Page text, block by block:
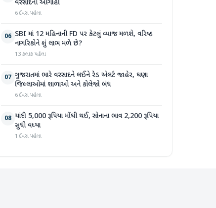
વરસાદની આગાહી
6 દિવસ પહેલા
06 SBI માં 12 મહિનાની FD પર કેટલું વ્યાજ મળશે, વરિષ્ઠ
નાગરિકોને શું લાભ મળે છે?
13 કલાક પહેલા
07 ગુજરાતમાં ભારે વરસાદને લઈને રેડ એલર્ટ જાહેર, ઘણા
જિલ્લાઓમાં શાળાઓ અને કોલેજો બંધ
6 દિવસ પહેલા
08 ચાંદી 5,000 રૂપિયા મોંઘી થઈ, સોનાના ભાવ 2,200 રૂપિયા
સુધી વધ્યા
1 દિવસ પહેલા